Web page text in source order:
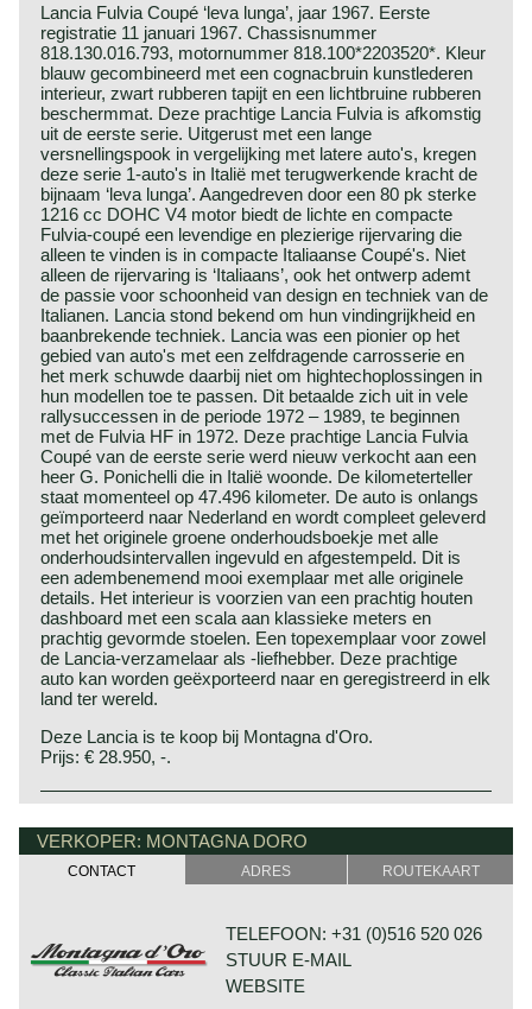
Lancia Fulvia Coupé ‘leva lunga’, jaar 1967. Eerste
registratie 11 januari 1967. Chassisnummer
818.130.016.793, motornummer 818.100*2203520*. Kleur
blauw gecombineerd met een cognacbruin kunstlederen
interieur, zwart rubberen tapijt en een lichtbruine rubberen
beschermmat. Deze prachtige Lancia Fulvia is afkomstig
uit de eerste serie. Uitgerust met een lange
versnellingspook in vergelijking met latere auto's, kregen
deze serie 1-auto's in Italië met terugwerkende kracht de
bijnaam ‘leva lunga’. Aangedreven door een 80 pk sterke
1216 cc DOHC V4 motor biedt de lichte en compacte
Fulvia-coupé een levendige en plezierige rijervaring die
alleen te vinden is in compacte Italiaanse Coupé's. Niet
alleen de rijervaring is ‘Italiaans’, ook het ontwerp ademt
de passie voor schoonheid van design en techniek van de
Italianen. Lancia stond bekend om hun vindingrijkheid en
baanbrekende techniek. Lancia was een pionier op het
gebied van auto's met een zelfdragende carrosserie en
het merk schuwde daarbij niet om hightechoplossingen in
hun modellen toe te passen. Dit betaalde zich uit in vele
rallysuccessen in de periode 1972 – 1989, te beginnen
met de Fulvia HF in 1972. Deze prachtige Lancia Fulvia
Coupé van de eerste serie werd nieuw verkocht aan een
heer G. Ponichelli die in Italië woonde. De kilometerteller
staat momenteel op 47.496 kilometer. De auto is onlangs
geïmporteerd naar Nederland en wordt compleet geleverd
met het originele groene onderhoudsboekje met alle
onderhoudsintervallen ingevuld en afgestempeld. Dit is
een adembenemend mooi exemplaar met alle originele
details. Het interieur is voorzien van een prachtig houten
dashboard met een scala aan klassieke meters en
prachtig gevormde stoelen. Een topexemplaar voor zowel
de Lancia-verzamelaar als -liefhebber. Deze prachtige
auto kan worden geëxporteerd naar en geregistreerd in elk
land ter wereld.
Deze Lancia is te koop bij Montagna d'Oro.
Prijs: € 28.950, -.
In het jaar 1963 presenteerde Lancia het Fulvia sedan
voorgesteld. De Fulvia coupé heeft een zeer karakteristiek
design, gecreëerd door Lancia's eigen designstudio. De
Fulvia coupé is een echte compacte sportcoupé zoals
korte wielbasis, het lage gewicht, de compacte
afmetingen, aluminium motorconstructie en geweldige
wegligging. De Fulvia coupé was leverbaar met
viercilinder V-motoren. De motor was leverbaar met drie
Lancia historie
Lancia & Co. werd in 1906 opgericht in Turijn, Italië.
Vincenzo Lancia richtte de firma op met medewerking van
zijn vriend en collega Claudio Fogolin. Vincenzo Lancia en
Het eerste Lancia prototype raakte door brand
onherstelbaar beschadigd zodat de eerste Lancia in 1908
werd voorgesteld.
VERKOPER: MONTAGNA DORO
CONTACT ADRES ROUTEKAART
TELEFOON: +31 (0)516 520 026
STUUR E-MAIL
WEBSITE